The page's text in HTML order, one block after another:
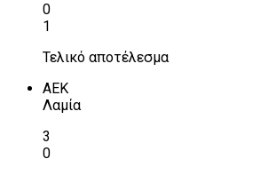
0
1
Τελικό αποτέλεσμα
ΑΕΚ
Λαμία
3
0